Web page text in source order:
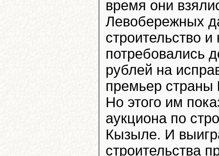
время они
Левобережных
строительство
потребовались
рублей на
премьер страны
Но этого им
аукциона по
Кызыле. И
строительства